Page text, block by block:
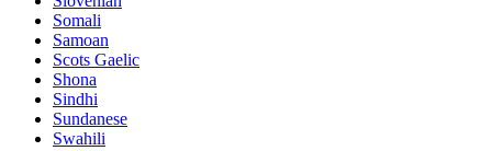
Somali
Samoan
Scots Gaelic
Shona
Sindhi
Sundanese
Swahili